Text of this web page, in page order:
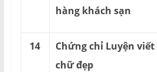
hàng khách sạn
14
Chứng chỉ Luyện viết
chữ đẹp